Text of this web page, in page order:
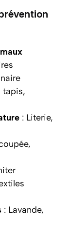
tapis,
: Literie,
: Lavande,